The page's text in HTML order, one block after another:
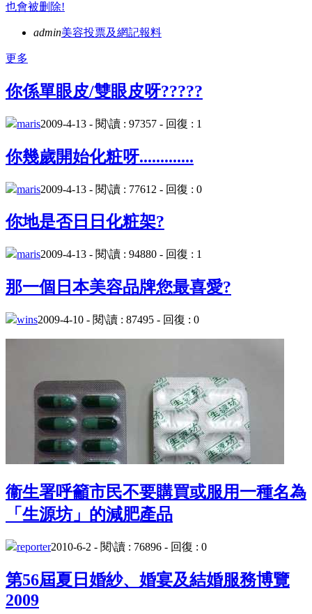
也會被删除!
admin美容投票及網記報料
更多
你係單眼皮/雙眼皮呀?????
maris2009-4-13 - 閱\讀 : 97357 - 回復 : 1
你幾歲開始化粧呀.............
maris2009-4-13 - 閱\讀 : 77612 - 回復 : 0
你地是否日日化粧架?
maris2009-4-13 - 閱\讀 : 94880 - 回復 : 1
那一個日本美容品牌您最喜愛?
wins2009-4-10 - 閱\讀 : 87495 - 回復 : 0
衞生署呼籲市民不要購買或服用一種名為
「生源坊」的減肥產品
reporter2010-6-2 - 閱\讀 : 76896 - 回復 : 0
第56屆夏日婚紗、婚宴及結婚服務博覽
2009